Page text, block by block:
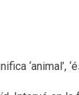
‘animal’,